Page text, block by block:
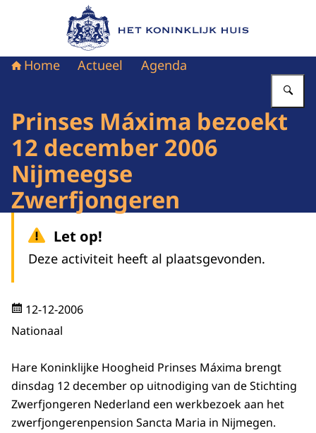
Naar de homepage van Het Koninklijk Huis
Home Actueel Agenda
Prinses Máxima bezoekt
12 december 2006
Nijmeegse
Zwerfjongeren
Let op!
Deze activiteit heeft al plaatsgevonden.
12-12-2006
Nationaal
Hare Koninklijke Hoogheid Prinses Máxima brengt
dinsdag 12 december op uitnodiging van de Stichting
Zwerfjongeren Nederland een werkbezoek aan het
zwerfjongerenpension Sancta Maria in Nijmegen.